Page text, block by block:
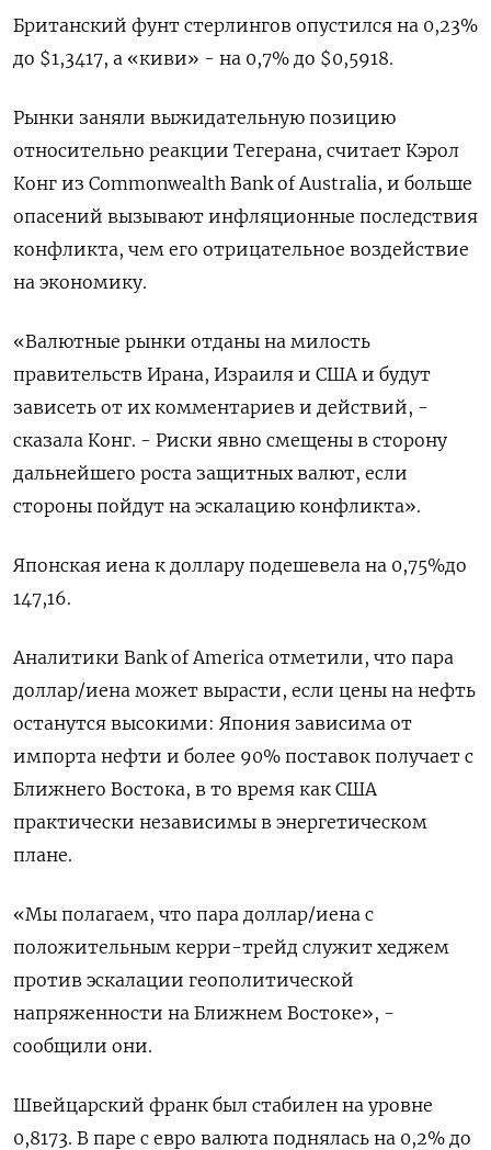
Британский фунт стерлингов опустился на 0,23%
до $1,3417​, а «киви» - на 0,7% до $0,5918​.
Рынки заняли выжидательную позицию
относительно реакции Тегерана, считает Кэрол
Конг из Commonwealth Bank of Australia, и больше
опасений вызывают инфляционные последствия
конфликта, чем его отрицательное воздействие
на экономику.
«Валютные рынки отданы на милость
правительств Ирана, Израиля и США и будут
зависеть от их комментариев и действий, -
сказала Конг. - Риски явно смещены в сторону
дальнейшего роста защитных валют, если
стороны пойдут на эскалацию конфликта».
Японская иена к доллару подешевела на 0,75%​ до
147,16.
Аналитики Bank of America отметили, что пара
доллар/иена может вырасти, если цены на нефть
останутся высокими: Япония зависима от
импорта нефти и более 90% поставок получает с
Ближнего Востока, в то время как США
практически независимы в энергетическом
плане.
«Мы полагаем, что пара доллар/иена с
положительным керри-трейд служит хеджем
против эскалации геополитической
напряженности на Ближнем Востоке», -
сообщили они.
Швейцарский франк был стабилен на уровне
0,8173​. В паре с евро валюта поднялась на 0,2%​ до